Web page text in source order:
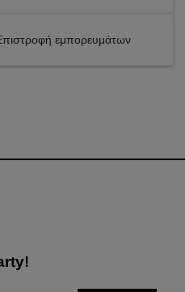
εμπορευμάτων